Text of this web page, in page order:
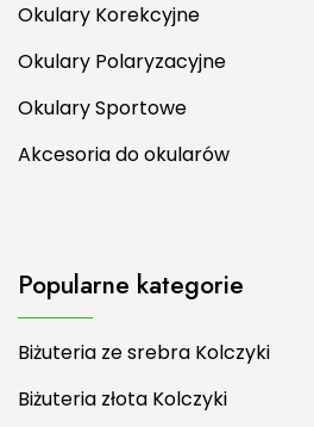
Okulary Korekcyjne
Okulary Polaryzacyjne
Okulary Sportowe
Akcesoria do okularów
Popularne kategorie
Biżuteria ze srebra Kolczyki
Biżuteria złota Kolczyki